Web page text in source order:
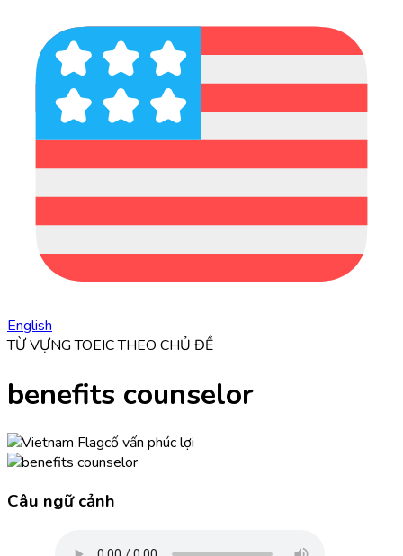
English
TỪ VỰNG TOEIC THEO CHỦ ĐỀ
benefits counselor
cố vấn phúc lợi
Câu ngữ cảnh